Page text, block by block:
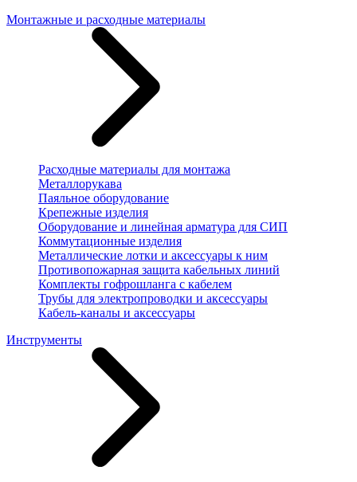
Монтажные и расходные материалы
Расходные материалы для монтажа
Металлорукава
Паяльное оборудование
Крепежные изделия
Оборудование и линейная арматура для СИП
Коммутационные изделия
Металлические лотки и аксессуары к ним
Противопожарная защита кабельных линий
Комплекты гофрошланга с кабелем
Трубы для электропроводки и аксессуары
Кабель-каналы и аксессуары
Инструменты